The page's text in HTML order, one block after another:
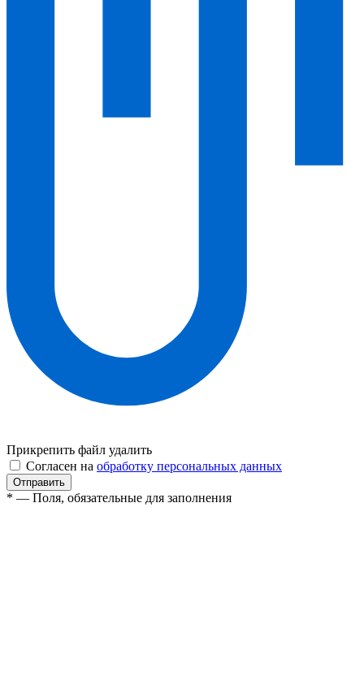
Прикрепить файл удалить
Согласен на обработку персональных данных
* — Поля, обязательные для заполнения